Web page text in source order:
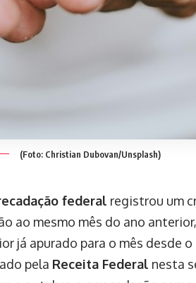
(Foto: Christian Dubovan/Unsplash)
federal registrou um
ao mesmo mês do ano
já apurado para o mês desde
pela Receita Federal nesta